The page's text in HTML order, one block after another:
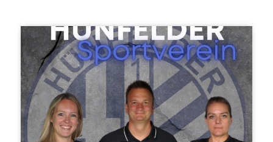
Miriam Klüber, Joline Wrabletz, Stella Wager & Mitra
Mireschghi
E-Jugend weiblich